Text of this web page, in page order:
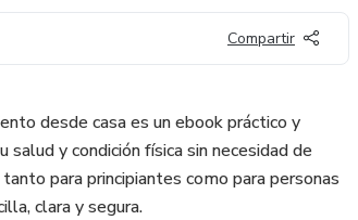
Compartir
desde casa es un ebook práctico y
y condición física sin necesidad de
para principiantes como para personas
clara y segura.